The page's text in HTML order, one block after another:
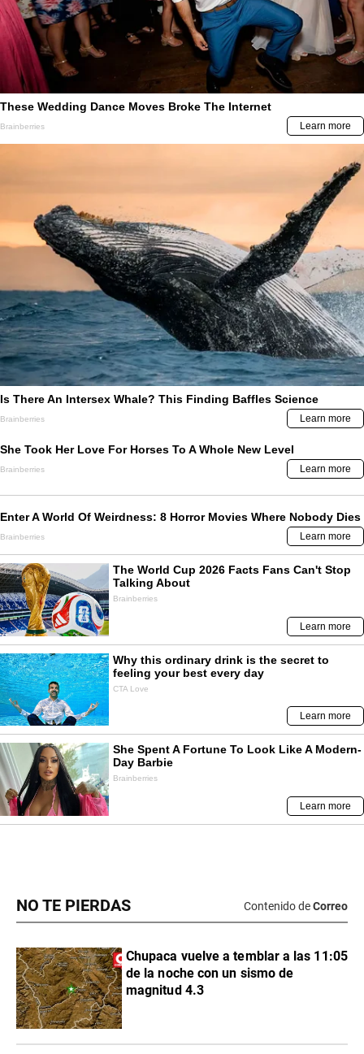
NO TE PIERDAS Contenido deCorreo
Chupaca vuelve a temblar a las 11:05
de la noche con un sismo de
magnitud 4.3